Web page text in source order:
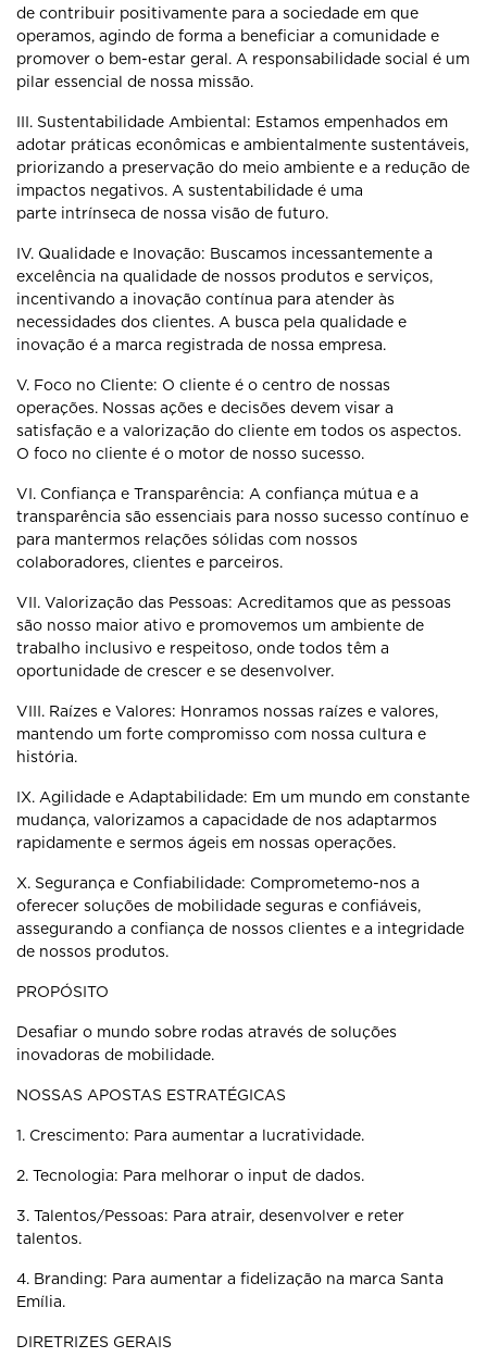
de contribuir positivamente para a sociedade em que
operamos, agindo de forma a beneficiar a comunidade e
promover o bem-estar geral. A responsabilidade social é um
pilar essencial de nossa missão.
III. Sustentabilidade Ambiental: Estamos empenhados em
adotar práticas econômicas e ambientalmente sustentáveis,
priorizando a preservação do meio ambiente e a redução de
impactos negativos. A sustentabilidade é uma
parte intrínseca de nossa visão de futuro.
IV. Qualidade e Inovação: Buscamos incessantemente a
excelência na qualidade de nossos produtos e serviços,
incentivando a inovação contínua para atender às
necessidades dos clientes. A busca pela qualidade e
inovação é a marca registrada de nossa empresa.
V. Foco no Cliente: O cliente é o centro de nossas
operações. Nossas ações e decisões devem visar a
satisfação e a valorização do cliente em todos os aspectos.
O foco no cliente é o motor de nosso sucesso.
VI. Confiança e Transparência: A confiança mútua e a
transparência são essenciais para nosso sucesso contínuo e
para mantermos relações sólidas com nossos
colaboradores, clientes e parceiros.
VII. Valorização das Pessoas: Acreditamos que as pessoas
são nosso maior ativo e promovemos um ambiente de
trabalho inclusivo e respeitoso, onde todos têm a
oportunidade de crescer e se desenvolver.
VIII. Raízes e Valores: Honramos nossas raízes e valores,
mantendo um forte compromisso com nossa cultura e
história.
IX. Agilidade e Adaptabilidade: Em um mundo em constante
mudança, valorizamos a capacidade de nos adaptarmos
rapidamente e sermos ágeis em nossas operações.
X. Segurança e Confiabilidade: Comprometemo-nos a
oferecer soluções de mobilidade seguras e confiáveis,
assegurando a confiança de nossos clientes e a integridade
de nossos produtos.
PROPÓSITO
Desafiar o mundo sobre rodas através de soluções
inovadoras de mobilidade.
NOSSAS APOSTAS ESTRATÉGICAS
1. Crescimento: Para aumentar a lucratividade.
2. Tecnologia: Para melhorar o input de dados.
3. Talentos/Pessoas: Para atrair, desenvolver e reter
talentos.
4. Branding: Para aumentar a fidelização na marca Santa
Emília.
DIRETRIZES GERAIS